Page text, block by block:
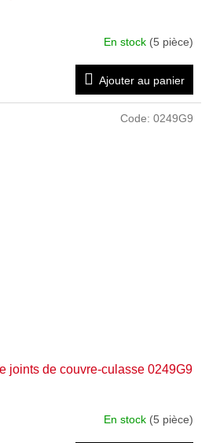
En stock (5 pièce)
Ajouter au panier
joints de couvre-culasse 0249G9
En stock (5 pièce)
Code: 0249G9